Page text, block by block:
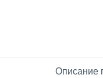
Описание